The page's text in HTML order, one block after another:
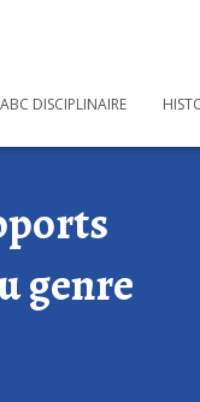
ABC DISCIPLINAIRE
genre